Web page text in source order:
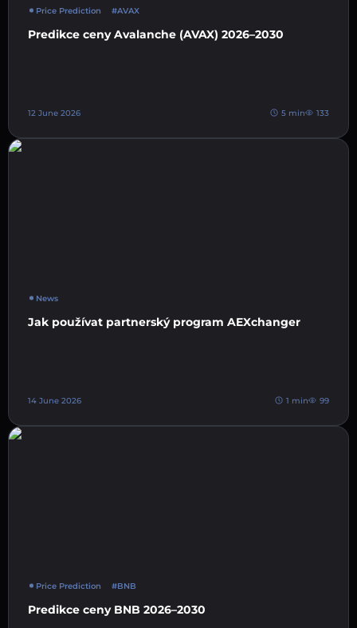
Price Prediction #AVAX
Predikce ceny Avalanche (AVAX) 2026–2030
12 June 2026 5 min 133
News
Jak používat partnerský program AEXchanger
14 June 2026 1 min 99
Price Prediction #BNB
Predikce ceny BNB 2026–2030